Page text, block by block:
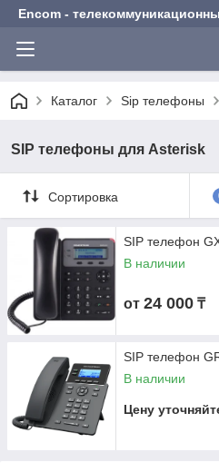
Encom -
Каталог Sip телефоны
SIP телефоны для Asterisk
Сортировка
SIP телефон
В наличии
от 24 000 ₸
SIP телефон
В наличии
Цену